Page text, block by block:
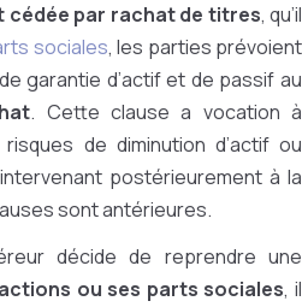
cédée par rachat de titres, qu’il
sociales, les parties prévoient
garantie d’actif et de passif au
. Cette clause a vocation à
de diminution d’actif ou
postérieurement à la
sont antérieures.
décide de reprendre une
actions ou ses parts sociales, il